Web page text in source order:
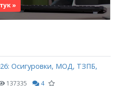
тук »
Осигуровки, МОД, ТЗПБ,
137335 4